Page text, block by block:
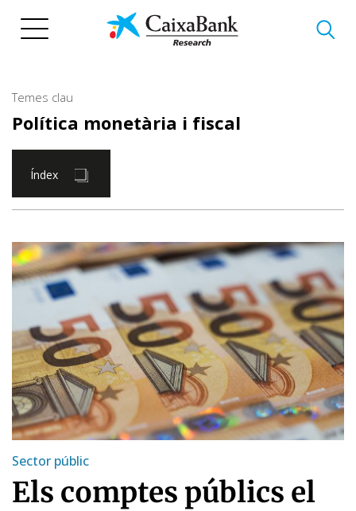
Temes clau
Política monetària i fiscal
Índex
Sector públic
Els comptes públics el